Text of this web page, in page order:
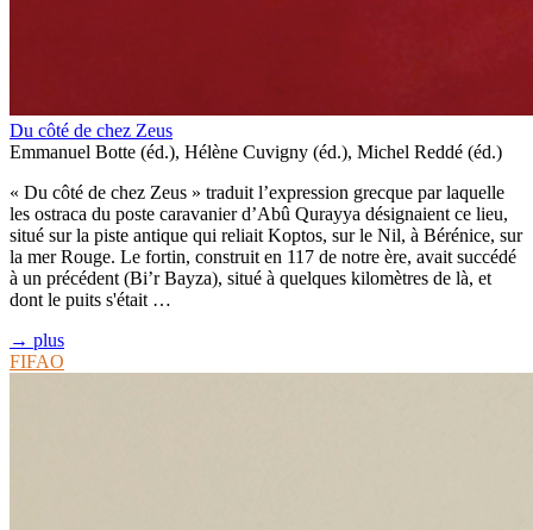
Du côté de chez Zeus
Emmanuel Botte (éd.), Hélène Cuvigny (éd.), Michel Reddé (éd.)
« Du côté de chez Zeus » traduit l’expression grecque par laquelle
les ostraca du poste caravanier d’Abû Qurayya désignaient ce lieu,
situé sur la piste antique qui reliait Koptos, sur le Nil, à Bérénice, sur
la mer Rouge. Le fortin, construit en 117 de notre ère, avait succédé
à un précédent (Bi’r Bayza), situé à quelques kilomètres de là, et
dont le puits s'était …
→ plus
FIFAO